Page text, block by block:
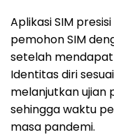
Aplikasi SIM
pemohon SIM
setelah
Identitas diri
melanjutkan ujian
sehingga waktu
masa pandemi.